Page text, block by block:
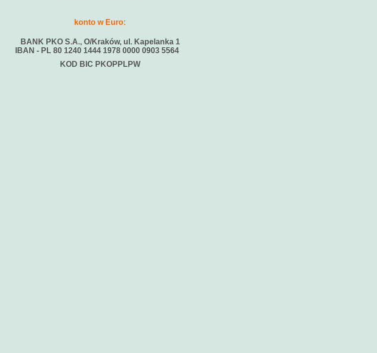
konto w Euro:
BANK PKO S.A., O/Kraków, ul. Kapelanka 1
IBAN - PL 80 1240 1444 1978 0000 0903 5564
KOD BIC PKOPPLPW